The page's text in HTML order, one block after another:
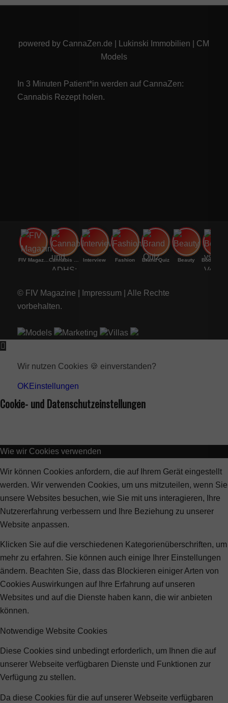
powered by CannaZen.de Lukinski Immobilien
CM
Models
In 3 Minuten Patient*in werden auf CannaZen:
Cannabis Rezeptholen.
FIV Magazine Interview Fashion Brand Quiz Beauty
© FIV Magazine | Impressum | Alle Rechte
vorbehalten.
Models Marketing Villas
Wir nutzen Cookies 🍪 einverstanden?
OK Einstellungen
Cookie- und Datenschutzeinstellungen
Wie wir Cookies verwenden
Wir können Cookies anfordern, die auf Ihrem Gerät eingestellt
werden. Wir verwenden Cookies, um uns mitzuteilen, wenn Sie
unsere Websites besuchen, wie Sie mit uns interagieren, Ihre
Nutzererfahrung verbessern und Ihre Beziehung zu unserer
Website anpassen.
Klicken Sie auf die verschiedenen Kategorienüberschriften, um
mehr zu erfahren. Sie können auch einige Ihrer Einstellungen
ändern. Beachten Sie, dass das Blockieren einiger Arten von
Cookies Auswirkungen auf Ihre Erfahrung auf unseren
Websites und auf die Dienste haben kann, die wir anbieten
können.
Notwendige Website Cookies
Diese Cookies sind unbedingt erforderlich, um Ihnen die auf
unserer Webseite verfügbaren Dienste und Funktionen zur
Verfügung zu stellen.
Da diese Cookies für die auf unserer Webseite verfügbaren